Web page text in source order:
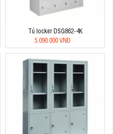
Tủ locker DSG862-4K
5.090.000 VNĐ